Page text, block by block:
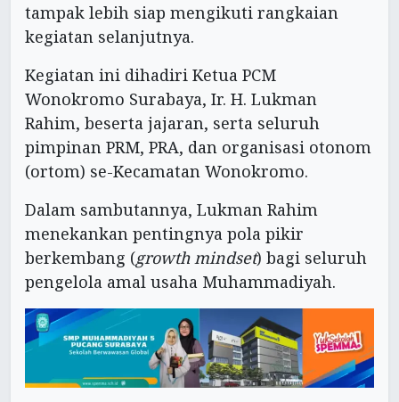
tampak lebih siap mengikuti rangkaian
kegiatan selanjutnya.
Kegiatan ini dihadiri Ketua PCM
Wonokromo Surabaya, Ir. H. Lukman
Rahim, beserta jajaran, serta seluruh
pimpinan PRM, PRA, dan organisasi otonom
(ortom) se-Kecamatan Wonokromo.
Dalam sambutannya, Lukman Rahim
menekankan pentingnya pola pikir
berkembang (growth mindset) bagi seluruh
pengelola amal usaha Muhammadiyah.